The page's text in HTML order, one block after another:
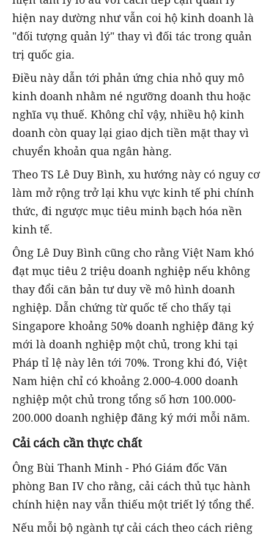
hiện nay dường như vẫn coi hộ kinh doanh là
"đối tượng quản lý" thay vì đối tác trong quản
trị quốc gia.
Điều này dẫn tới phản ứng chia nhỏ quy mô
kinh doanh nhằm né ngưỡng doanh thu hoặc
nghĩa vụ thuế. Không chỉ vậy, nhiều hộ kinh
doanh còn quay lại giao dịch tiền mặt thay vì
chuyển khoản qua ngân hàng.
Theo TS Lê Duy Bình, xu hướng này có nguy cơ
làm mở rộng trở lại khu vực kinh tế phi chính
thức, đi ngược mục tiêu minh bạch hóa nền
kinh tế.
Ông Lê Duy Bình cũng cho rằng Việt Nam khó
đạt mục tiêu 2 triệu doanh nghiệp nếu không
thay đổi căn bản tư duy về mô hình doanh
nghiệp. Dẫn chứng từ quốc tế cho thấy tại
Singapore khoảng 50% doanh nghiệp đăng ký
mới là doanh nghiệp một chủ, trong khi tại
Pháp tỉ lệ này lên tới 70%. Trong khi đó, Việt
Nam hiện chỉ có khoảng 2.000-4.000 doanh
nghiệp một chủ trong tổng số hơn 100.000-
200.000 doanh nghiệp đăng ký mới mỗi năm.
Cải cách cần thực chất
Ông Bùi Thanh Minh - Phó Giám đốc Văn
phòng Ban IV cho rằng, cải cách thủ tục hành
chính hiện nay vẫn thiếu một triết lý tổng thể.
Nếu mỗi bộ ngành tự cải cách theo cách riêng